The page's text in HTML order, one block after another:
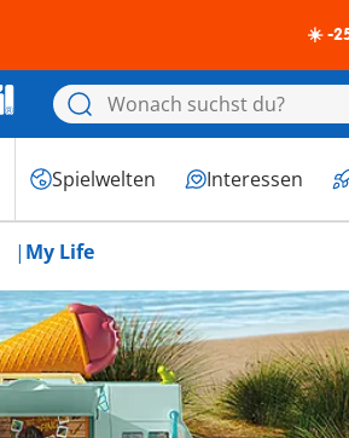
☀️ -
Spielwelten Interessen
My Life